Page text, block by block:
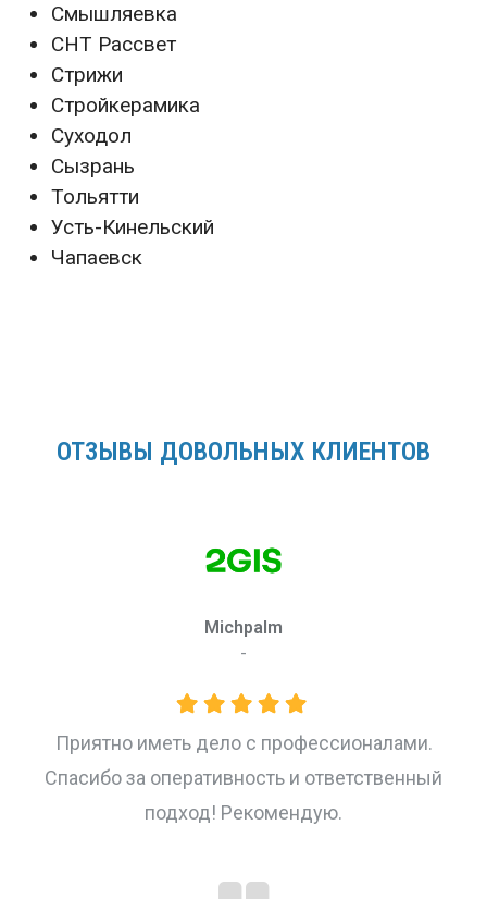
Смышляевка
СНТ Рассвет
Стрижи
Стройкерамика
Суходол
Сызрань
Тольятти
Усть-Кинельский
Чапаевск
ОТЗЫВЫ ДОВОЛЬНЫХ КЛИЕНТОВ
Michpalm
-
Приятно иметь дело с профессионалами.
Спасибо за оперативность и ответственный
подход! Рекомендую.